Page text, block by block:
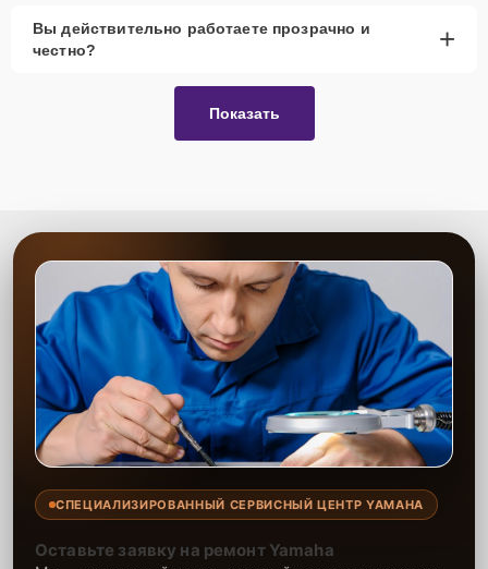
Вы действительно работаете прозрачно и
честно?
+
Показать
СПЕЦИАЛИЗИРОВАННЫЙ СЕРВИСНЫЙ ЦЕНТР YAMAHA
Оставьте заявку на ремонт Yamaha